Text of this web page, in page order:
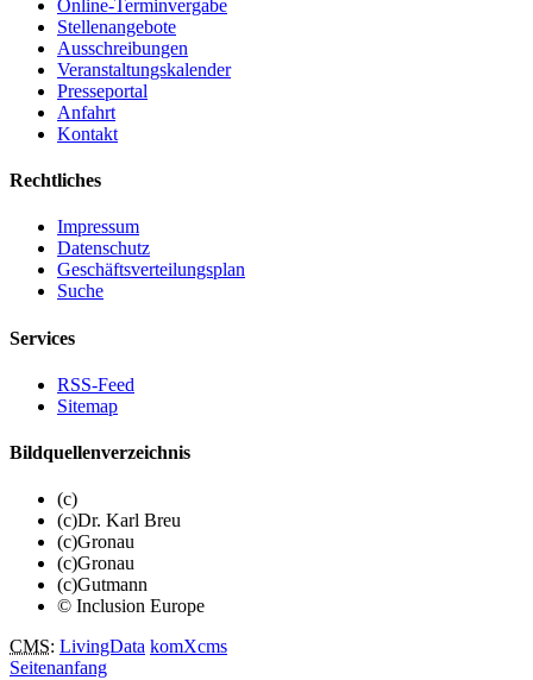
Online-Terminvergabe
Stellenangebote
Ausschreibungen
Veranstaltungskalender
Presseportal
Anfahrt
Kontakt
Rechtliches
Impressum
Datenschutz
Geschäftsverteilungsplan
Suche
Services
RSS-Feed
Sitemap
Bildquellenverzeichnis
(c)
(c)Dr. Karl Breu
(c)Gronau
(c)Gronau
(c)Gutmann
© Inclusion Europe
CMS: LivingData komXcms
Seitenanfang